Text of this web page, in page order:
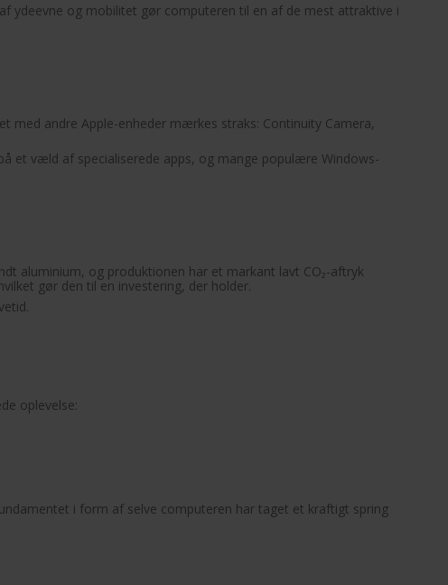
ydeevne og mobilitet gør computeren til en af de mest attraktive i
med andre Apple-enheder mærkes straks: Continuity Camera,
et væld af specialiserede apps, og mange populære Windows-
aluminium, og produktionen har et markant lavt CO₂-aftryk
gør den til en investering, der holder.
oplevelse:
i form af selve computeren har taget et kraftigt spring